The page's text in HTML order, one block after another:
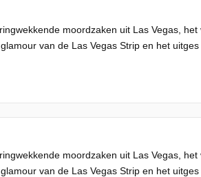
moordzaken uit Las Vegas,
van de Las Vegas Strip en het uitges
moordzaken uit Las Vegas,
van de Las Vegas Strip en het uitges